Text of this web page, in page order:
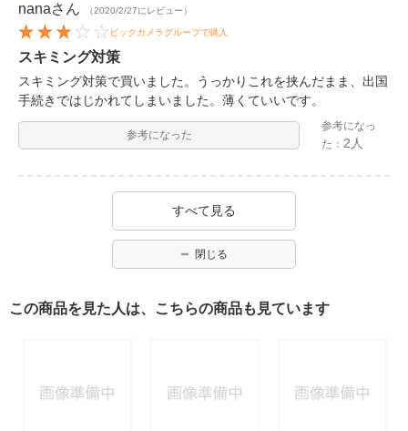
nanaさん （2020/2/27にレビュー）
ビックカメラグループで購入
スキミング対策
スキミング対策で買いました。うっかりこれを挟んだまま、出国
手続きではじかれてしまいました。薄くていいです。
参考になった
参考になっ
た：2人
すべて見る
閉じる
この商品を見た人は、こちらの商品も見ています